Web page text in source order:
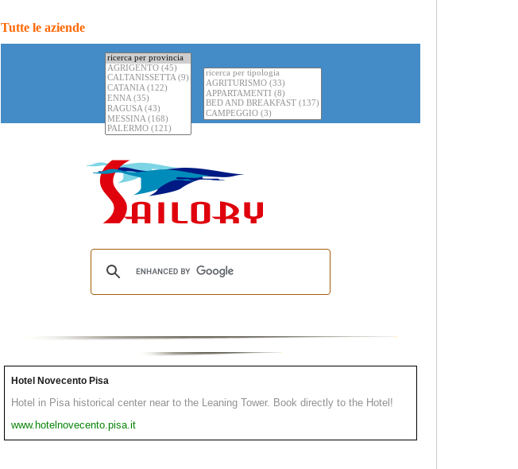
Tutte le aziende
Hotel Novecento Pisa
Hotel in Pisa historical center near to the Leaning Tower. Book directly to the Hotel!
www.hotelnovecento.pisa.it